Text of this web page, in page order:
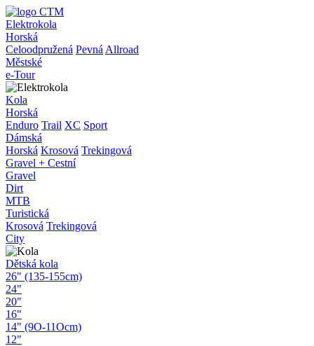
Elektrokola
Horská
Celoodpružená Pevná Allroad
Městské
e-Tour
Kola
Horská
Enduro Trail XC Sport
Dámská
Horská Krosová Trekingová
Gravel + Cestní
Gravel
Dirt
MTB
Turistická
Krosová Trekingová
City
Dětská kola
26" (135-155cm)
24"
20"
16"
14" (9O-11Ocm)
12"